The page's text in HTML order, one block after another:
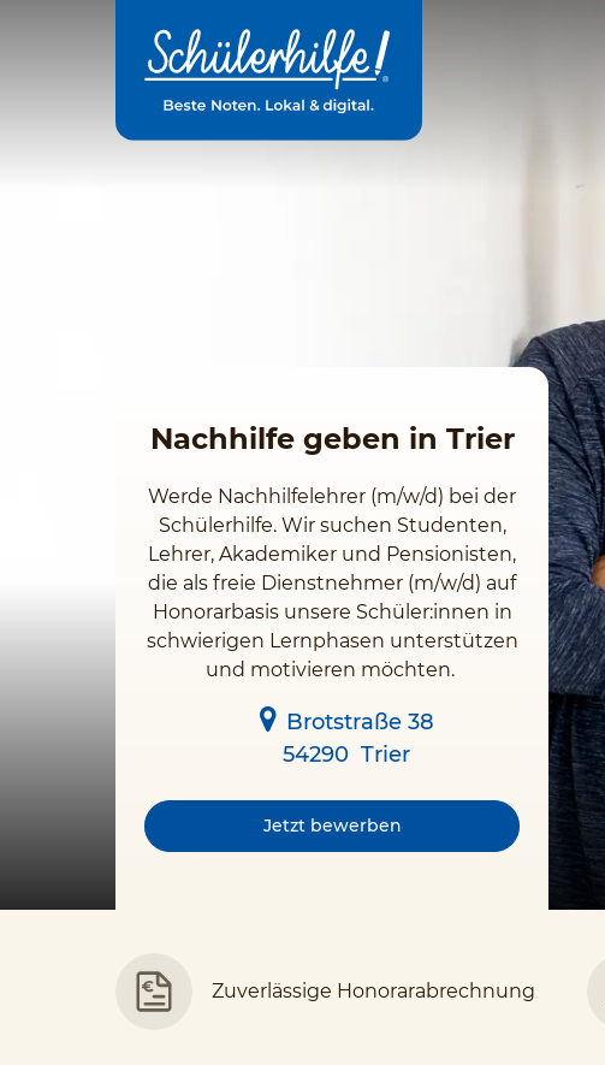
Nachhilfe geben in Trier
Werde Nachhilfelehrer (m/w/d) bei der
Schülerhilfe. Wir suchen Studenten,
Lehrer, Akademiker und Pensionisten,
die als freie Dienstnehmer (m/w/d) auf
Honorarbasis unsere Schüler:innen in
schwierigen Lernphasen unterstützen
und motivieren möchten.
Brotstraße 38
54290 Trier
Jetzt bewerben
Zuverlässige Honorarabrechnung